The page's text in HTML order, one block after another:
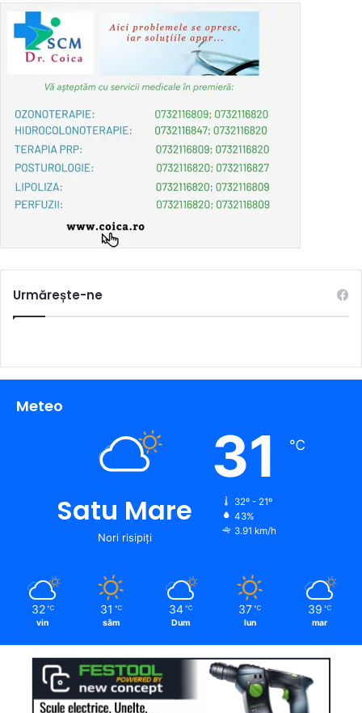
Urmărește-ne
Meteo
Satu Mare
Nori risipiți
31 ℃
32º - 21º
43%
3.91 km/h
32 ℃
vin
31 ℃
sâm
34 ℃
Dum
37 ℃
lun
39 ℃
mar